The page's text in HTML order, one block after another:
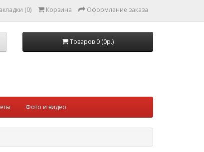
(0) Корзина Оформление заказа
Товаров 0 (0р.)
Фото и видео